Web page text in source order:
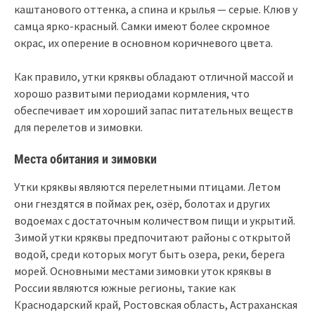
каштанового оттенка, а спина и крылья — серые. Клюв у
самца ярко-красный. Самки имеют более скромное
окрас, их оперение в основном коричневого цвета.
Как правило, утки кряквы обладают отличной массой и
хорошо развитыми периодами кормления, что
обеспечивает им хороший запас питательных веществ
для перелетов и зимовки.
Места обитания и зимовки
Утки кряквы являются перелетными птицами. Летом
они гнездятся в поймах рек, озёр, болотах и других
водоемах с достаточным количеством пищи и укрытий.
Зимой утки кряквы предпочитают районы с открытой
водой, среди которых могут быть озера, реки, берега
морей. Основными местами зимовки уток кряквы в
России являются южные регионы, такие как
Краснодарский край, Ростовская область, Астраханская